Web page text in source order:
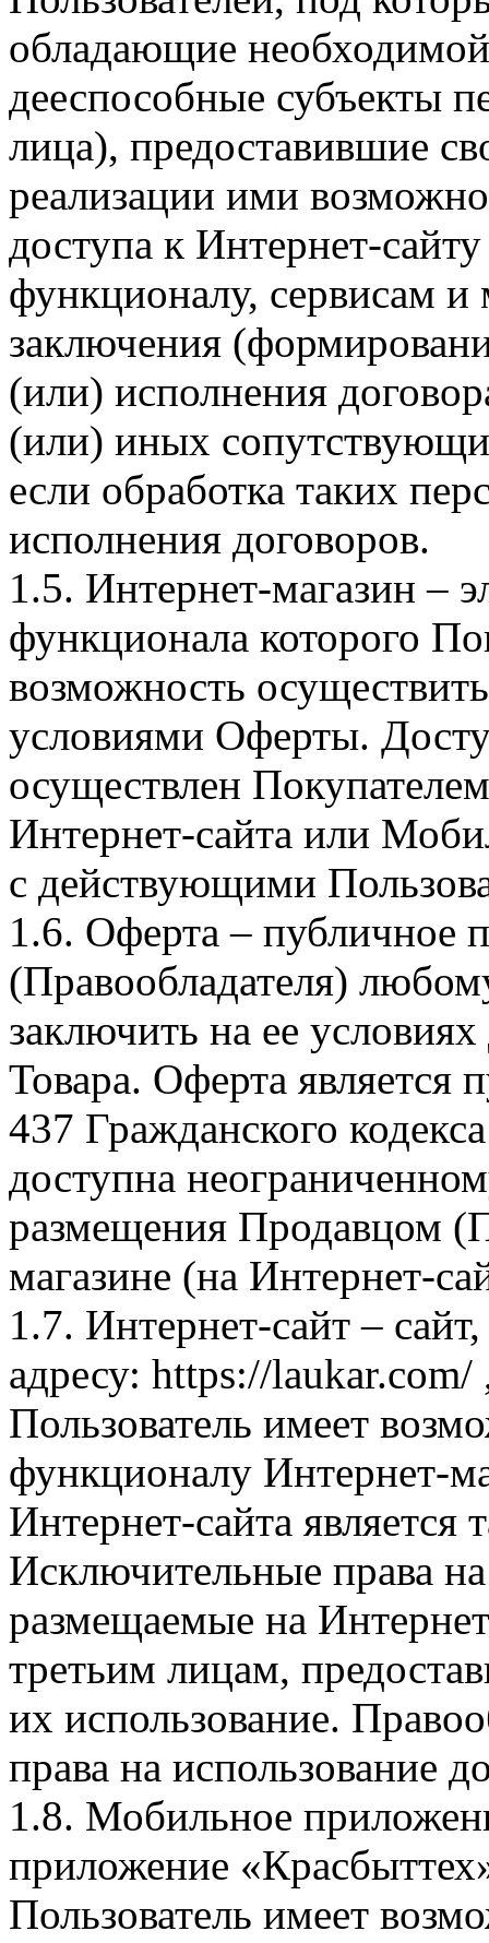
обладающие
дееспособные субъекты
лица), предоставившие
реализации ими
доступа к Интернет-
функционалу, сервисам и
заключения
(или) исполнения
(или) иных
если обработка таких
исполнения договоров.
1.5. Интернет-магазин –
функционала которого
возможность
условиями Оферты.
осуществлен
Интернет-сайта или
с действующими
1.6. Оферта – публичное
(Правообладателя)
заключить на ее
Товара. Оферта является
437 Гражданского
доступна
размещения Продавцом
магазине (на Интернет-
1.7. Интернет-сайт –
адресу: https://laukar.com/
Пользователь имеет
функционалу Интернет-
Интернет-сайта
Исключительные права
размещаемые на
третьим лицам,
их использование.
права на использование
1.8. Мобильное
приложение
Пользователь имеет